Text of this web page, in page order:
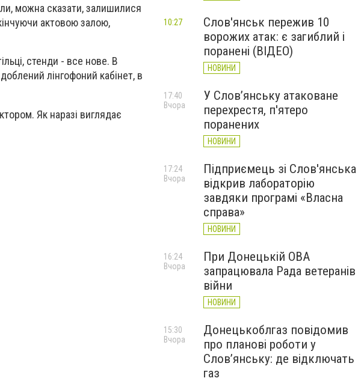
можна сказати, залишилися
актовою залою,
стенди - все нове. В
лінгофоний кабінет, в
Як наразі виглядає
Слов'янськ пережив 10
ворожих атак: є загиблий і
поранені (ВІДЕО)
НОВИНИ
10:27
У Слов’янську атаковане
перехрестя, п'ятеро
поранених
НОВИНИ
17:40
Вчора
Підприємець зі Слов'янська
відкрив лабораторію
завдяки програмі «Власна
справа»
НОВИНИ
17:24
Вчора
При Донецькій ОВА
запрацювала Рада ветеранів
війни
НОВИНИ
16:24
Вчора
Донецькоблгаз повідомив
про планові роботи у
Слов’янську: де відключать
газ
15:30
Вчора